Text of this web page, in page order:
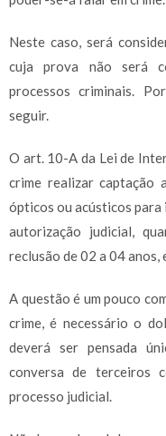
Neste caso, será
cuja prova não será
processos criminais.
seguir.
O art. 10-A da Lei de
crime realizar captação
ópticos ou acústicos
autorização judicial,
reclusão de 02 a 04 anos,
A questão é um pouco
crime, é necessário o
deverá ser pensada
conversa de terceiros
processo judicial.